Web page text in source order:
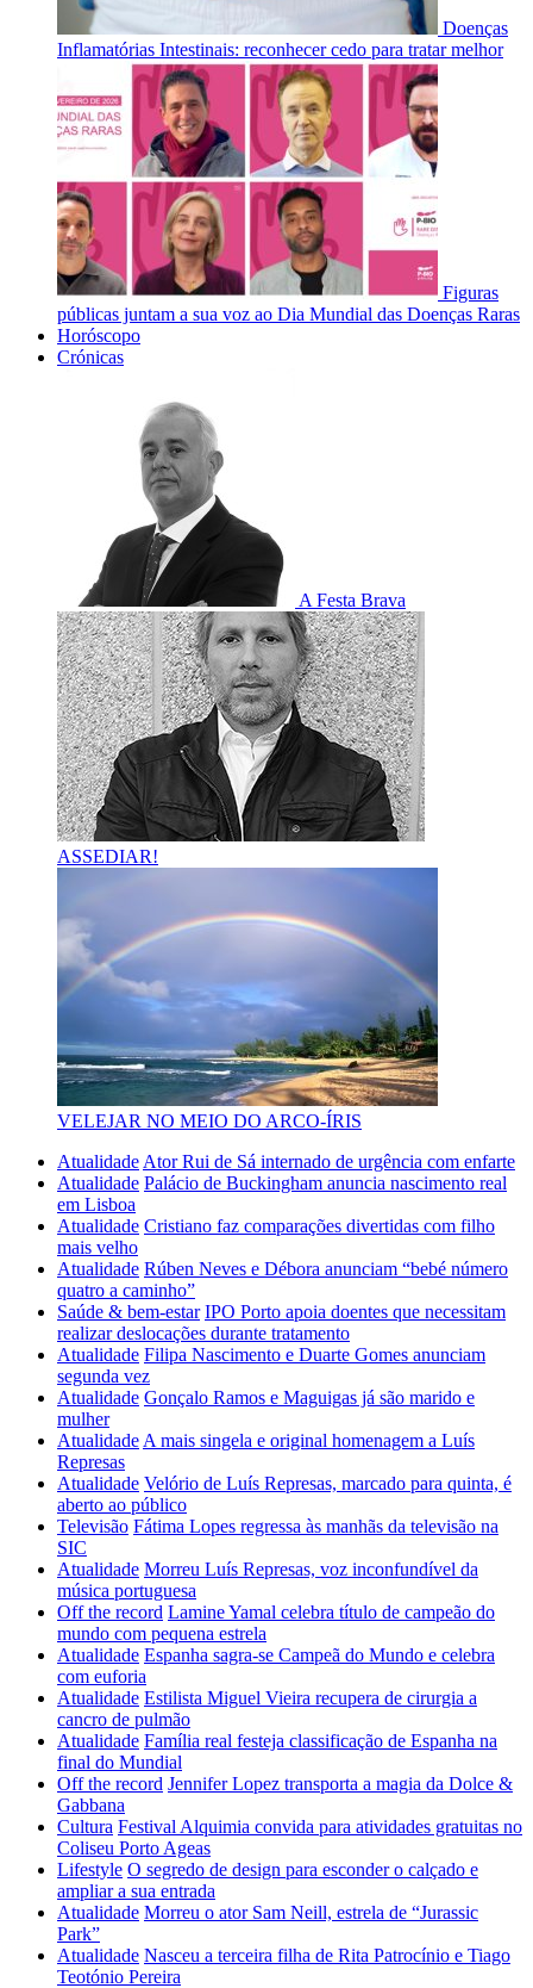
Doenças
Inflamatórias Intestinais: reconhecer cedo para tratar melhor
Figuras
públicas juntam a sua voz ao Dia Mundial das Doenças Raras
Horóscopo
Crónicas
A Festa Brava
ASSEDIAR!
VELEJAR NO MEIO DO ARCO-ÍRIS
Atualidade Ator Rui de Sá internado de urgência com enfarte
Atualidade Palácio de Buckingham anuncia nascimento real
em Lisboa
Atualidade Cristiano faz comparações divertidas com filho
mais velho
Atualidade Rúben Neves e Débora anunciam “bebé número
quatro a caminho”
Saúde & bem-estar IPO Porto apoia doentes que necessitam
realizar deslocações durante tratamento
Atualidade Filipa Nascimento e Duarte Gomes anunciam
segunda vez
Atualidade Gonçalo Ramos e Maguigas já são marido e
mulher
Atualidade A mais singela e original homenagem a Luís
Represas
Atualidade Velório de Luís Represas, marcado para quinta, é
aberto ao público
Televisão Fátima Lopes regressa às manhãs da televisão na
SIC
Atualidade Morreu Luís Represas, voz inconfundível da
música portuguesa
Off the record Lamine Yamal celebra título de campeão do
mundo com pequena estrela
Atualidade Espanha sagra-se Campeã do Mundo e celebra
com euforia
Atualidade Estilista Miguel Vieira recupera de cirurgia a
cancro de pulmão
Atualidade Família real festeja classificação de Espanha na
final do Mundial
Off the record Jennifer Lopez transporta a magia da Dolce &
Gabbana
Cultura Festival Alquimia convida para atividades gratuitas no
Coliseu Porto Ageas
Lifestyle O segredo de design para esconder o calçado e
ampliar a sua entrada
Atualidade Morreu o ator Sam Neill, estrela de “Jurassic
Park”
Atualidade Nasceu a terceira filha de Rita Patrocínio e Tiago
Teotónio Pereira